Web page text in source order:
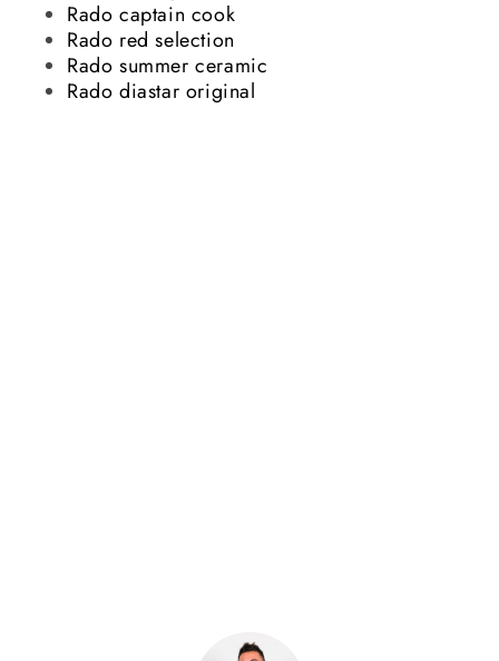
Rado captain cook
Rado red selection
Rado summer ceramic
Rado diastar original